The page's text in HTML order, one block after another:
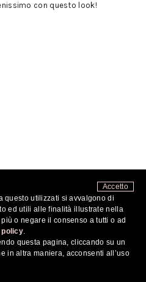
con questo look!
Accetto
questo utilizzati si avvalgono di
ed utili alle finalità illustrate nella
o negare il consenso a tutti o ad
policy.
questa pagina, cliccando su un
in altra maniera, acconsenti all’uso